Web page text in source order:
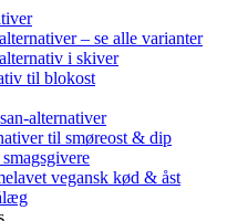
– se alle varianter
i skiver
til blokost
alternativer
til smøreost & dip
vegansk kød & åst